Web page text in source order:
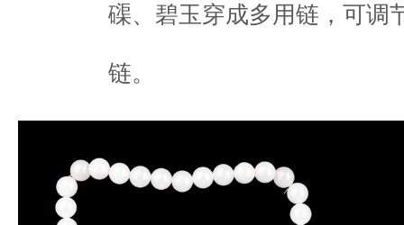
磲、碧玉穿成多用链，可调
链。